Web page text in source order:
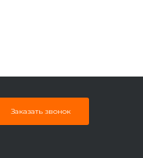
Заказать звонок